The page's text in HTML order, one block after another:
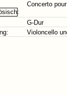
:
Concerto
G-Dur
Violoncello